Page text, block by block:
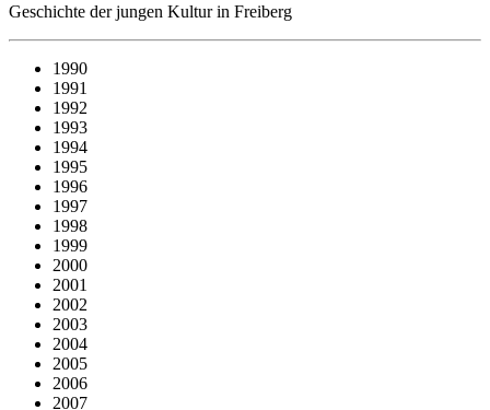
Geschichte der jungen Kultur in Freiberg
1990
1991
1992
1993
1994
1995
1996
1997
1998
1999
2000
2001
2002
2003
2004
2005
2006
2007